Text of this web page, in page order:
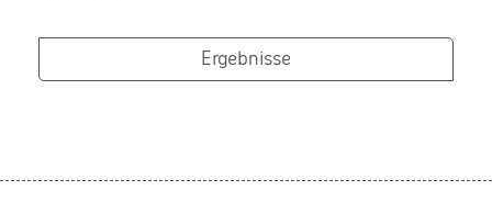
Ergebnisse